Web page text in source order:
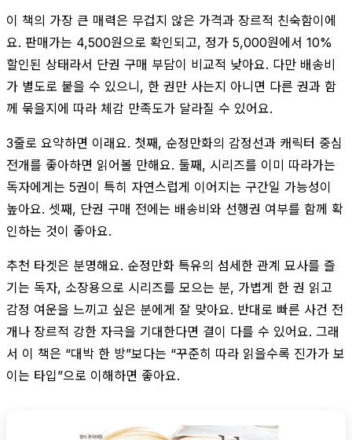
이 책의 가장 큰 매력은 무겁지 않은 가격과 장르적 친숙함이에
요. 판매가는 4,500원으로 확인되고, 정가 5,000원에서 10%
할인된 상태라서 단권 구매 부담이 비교적 낮아요. 다만 배송비
가 별도로 붙을 수 있으니, 한 권만 사는지 아니면 다른 권과 함
께 묶을지에 따라 체감 만족도가 달라질 수 있어요.
3줄로 요약하면 이래요. 첫째, 순정만화의 감정선과 캐릭터 중심
전개를 좋아하면 읽어볼 만해요. 둘째, 시리즈를 이미 따라가는
독자에게는 5권이 특히 자연스럽게 이어지는 구간일 가능성이
높아요. 셋째, 단권 구매 전에는 배송비와 선행권 여부를 함께 확
인하는 것이 좋아요.
추천 타겟은 분명해요. 순정만화 특유의 섬세한 관계 묘사를 즐
기는 독자, 소장용으로 시리즈를 모으는 분, 가볍게 한 권 읽고
감정 여운을 느끼고 싶은 분에게 잘 맞아요. 반대로 빠른 사건 전
개나 장르적 강한 자극을 기대한다면 결이 다를 수 있어요. 그래
서 이 책은 “대박 한 방”보다는 “꾸준히 따라 읽을수록 진가가 보
이는 타입”으로 이해하면 좋아요.